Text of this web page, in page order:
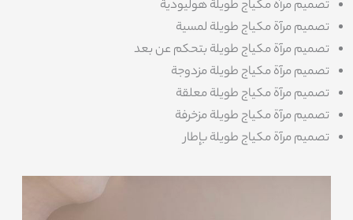
تصميم مرآة مكياج طويلة هوليودية
تصميم مرآة مكياج طويلة لمسية
تصميم مرآة مكياج طويلة بتحكم عن بعد
تصميم مرآة مكياج طويلة مزدوجة
تصميم مرآة مكياج طويلة معلقة
تصميم مرآة مكياج طويلة مزخرفة
تصميم مرآة مكياج طويلة بإطار